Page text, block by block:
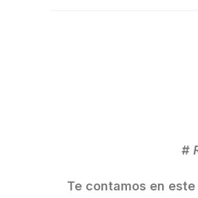
#
Te contamos en